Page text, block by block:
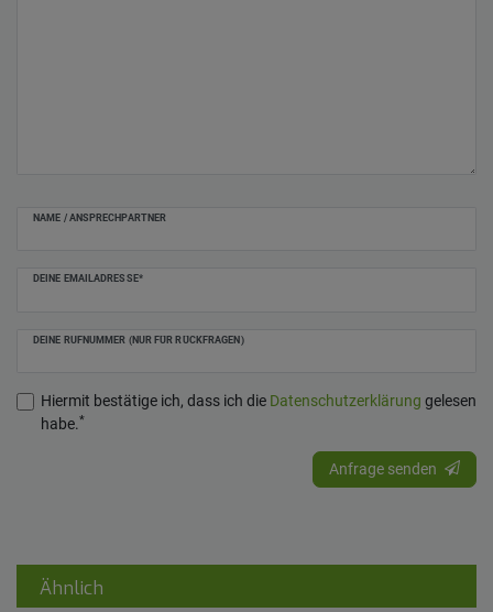
NAME / ANSPRECHPARTNER
DEINE EMAILADRESSE*
DEINE RUFNUMMER (NUR FÜR RÜCKFRAGEN)
Hiermit bestätige ich, dass ich die Daten­schutz­erklärung gelesen
habe.*
Anfrage senden
Ähnlich